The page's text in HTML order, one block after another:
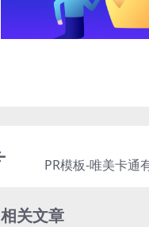
PR模板-唯美卡通
相关文章